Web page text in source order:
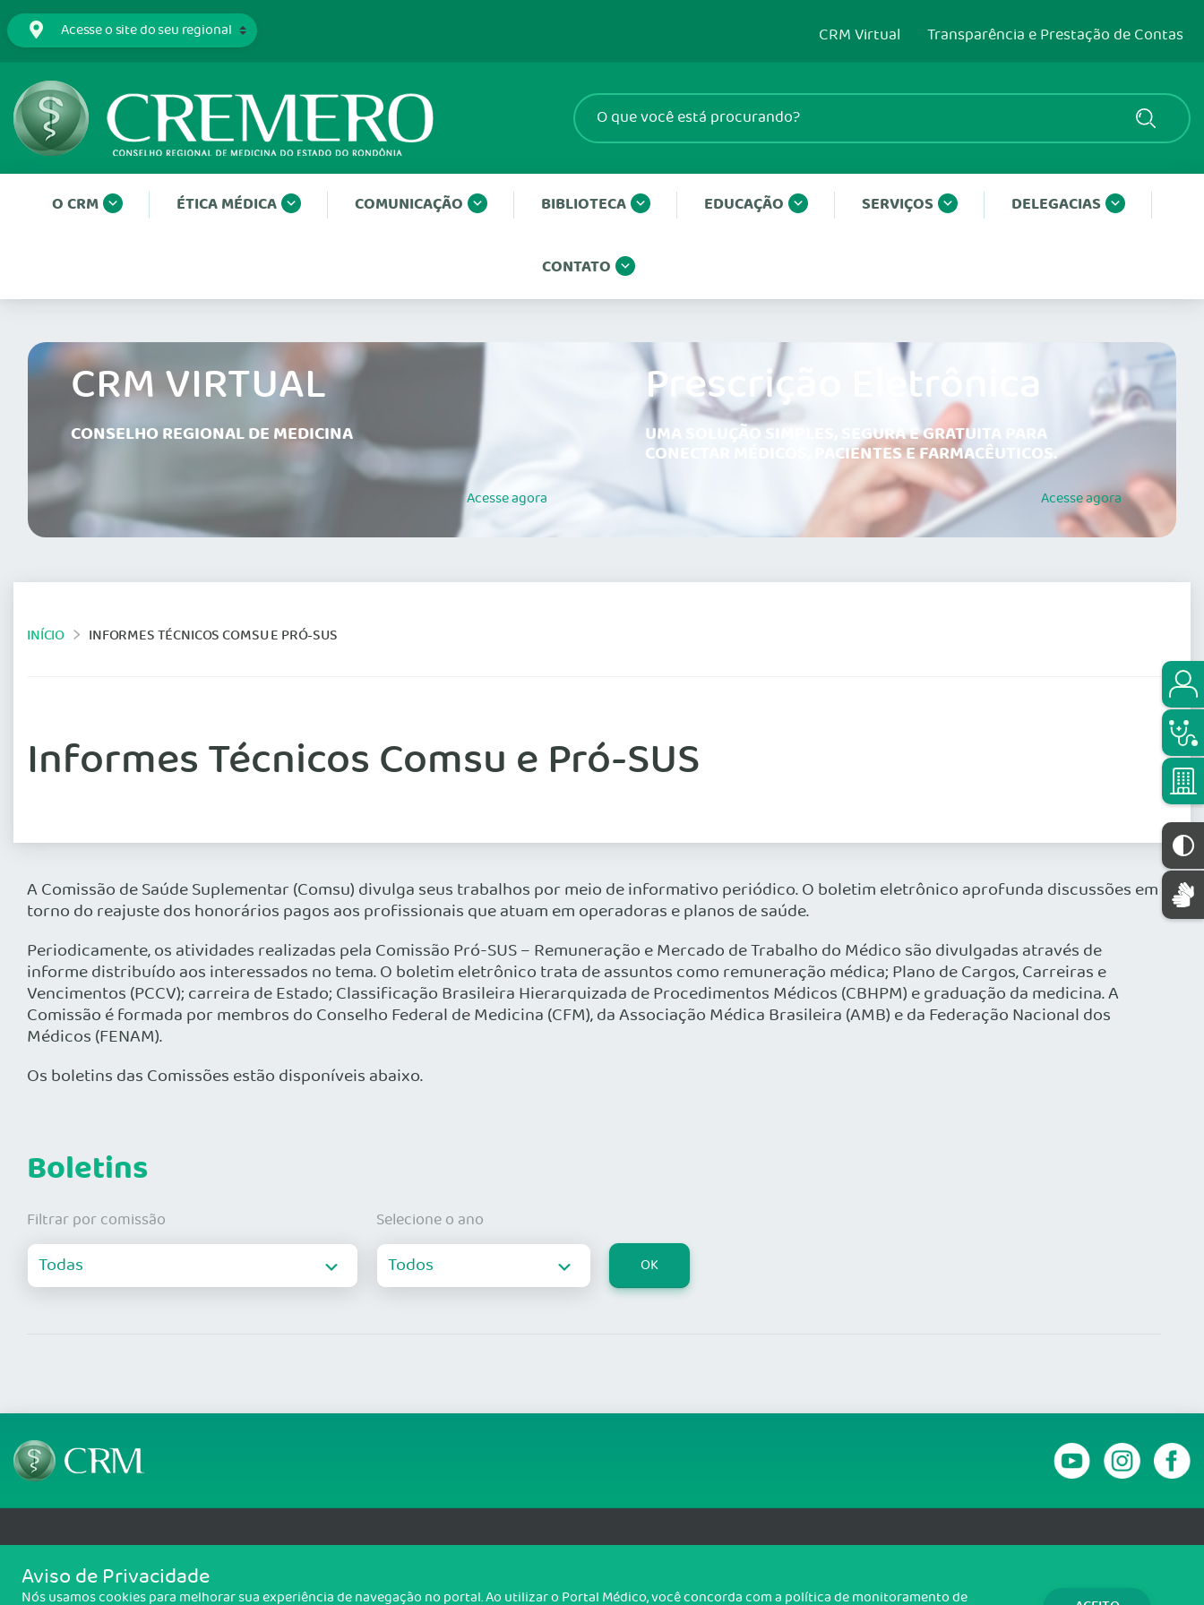
CRM Virtual Transparência e Prestação de Contas
O CRM ÉTICA MÉDICA COMUNICAÇÃO BIBLIOTECA EDUCAÇÃO SERVIÇOS DELEGACIAS
CONTATO
CRM VIRTUAL
CONSELHO REGIONAL DE MEDICINA
Acesseagora
Prescrição Eletrônica
UMA SOLUÇÃO SIMPLES, SEGURA E GRATUITA PARA
CONECTAR MÉDICOS, PACIENTES E FARMACÊUTICOS.
Acesseagora
INÍCIO INFORMES TÉCNICOS COMSU E PRÓ-SUS
Informes Técnicos Comsu e Pró-SUS
A Comissão de Saúde Suplementar (Comsu) divulga seus trabalhos por meio de informativo periódico. O boletim eletrônico aprofunda discussões em
torno do reajuste dos honorários pagos aos profissionais que atuam em operadoras e planos de saúde.
Periodicamente, os atividades realizadas pela Comissão Pró-SUS – Remuneração e Mercado de Trabalho do Médico são divulgadas através de
informe distribuído aos interessados no tema. O boletim eletrônico trata de assuntos como remuneração médica; Plano de Cargos, Carreiras e
Vencimentos (PCCV); carreira de Estado; Classificação Brasileira Hierarquizada de Procedimentos Médicos (CBHPM) e graduação da medicina. A
Comissão é formada por membros do Conselho Federal de Medicina (CFM), da Associação Médica Brasileira (AMB) e da Federação Nacional dos
Médicos (FENAM).
Os boletins das Comissões estão disponíveis abaixo.
Boletins
Filtrar por comissão Selecione o ano
......
Avenida dos Imigrantes, 3414, Liberdade, Porto Velho/RO - CEP: 76803-850
Copyright 2026 CREMERO. Todos os direitos reservados.
Aviso de Privacidade
Nós usamos cookies para melhorar sua experiência de navegação no portal. Ao utilizar o Portal Médico, você concorda com a política de monitoramento de